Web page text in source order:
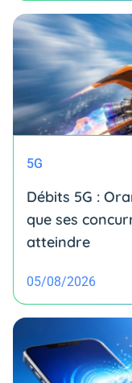
5G
Débits 5G :
que ses
atteindre
05/08/2026